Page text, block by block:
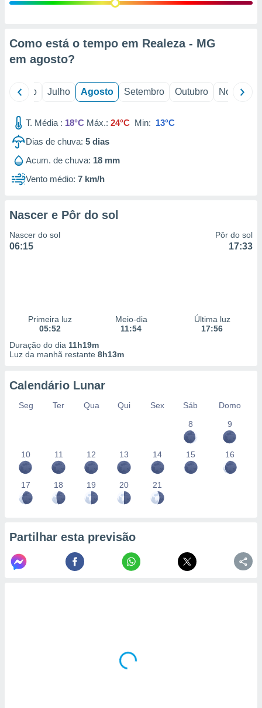
estudos
1199
Como está o tempo em Realeza - MG
em agosto?
Junho Julho Agosto Setembro Outubro Novembro
T. Média : 18°C Máx.: 24°C Min: 13°C
Dias de chuva: 5 dias
Acum. de chuva: 18 mm
Vento médio: 7 km/h
Nascer e Pôr do sol
Nascer do sol
06:15
Pôr do sol
17:33
Primeira luz
05:52
Meio-dia
11:54
Última luz
17:56
Duração do dia 11h19m
Luz da manhã restante 8h13m
Calendário Lunar
Seg Ter Qua Qui Sex Sáb
Domo
8
9
10 11 12 13 14 15 16
17 18 19 20 21
Partilhar esta previsão